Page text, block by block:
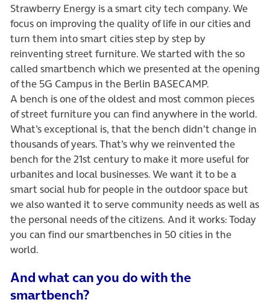
Strawberry Energy is a smart city tech company. We
focus on improving the quality of life in our cities and
turn them into smart cities step by step by
reinventing street furniture. We started with the so
called smartbench which we presented at the opening
of the 5G Campus in the Berlin BASECAMP.
A bench is one of the oldest and most common pieces
of street furniture you can find anywhere in the world.
What’s exceptional is, that the bench didn’t change in
thousands of years. That’s why we reinvented the
bench for the 21st century to make it more useful for
urbanites and local businesses. We want it to be a
smart social hub for people in the outdoor space but
we also wanted it to serve community needs as well as
the personal needs of the citizens. And it works: Today
you can find our smartbenches in 50 cities in the
world.
And what can you do with the
smartbench?